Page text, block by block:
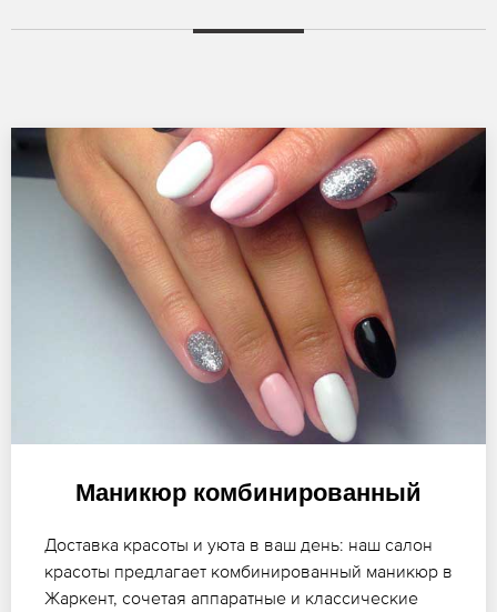
Маникюр комбинированный
Доставка красоты и уюта в ваш день: наш салон
красоты предлагает комбинированный маникюр в
Жаркент, сочетая аппаратные и классические